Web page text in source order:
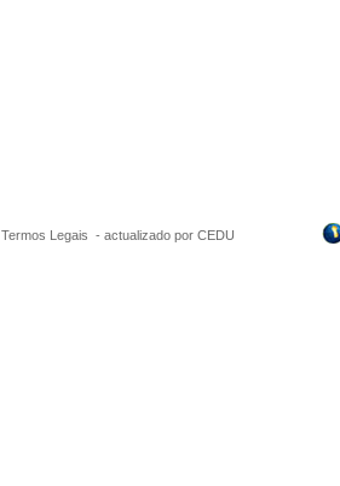
Termos Legais - actualizado por CEDU